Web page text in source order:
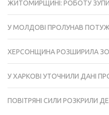
ЖИТОМИРЩИНІ: РОБОТУ
У МОЛДОВІ ПРОЛУНАВ
ХЕРСОНЩИНА РОЗШИРИЛА
У ХАРКОВІ УТОЧНИЛИ ДАНІ
ПОВІТРЯНІ СИЛИ РОЗКРИЛИ